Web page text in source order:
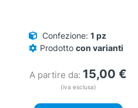
Confezione: 1 pz
Prodotto con varianti
A partire da: 15,00 €
(iva esclusa)